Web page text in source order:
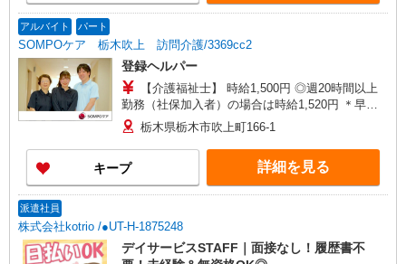
アルバイト パート
SOMPOケア 栃木吹上 訪問介護/3369cc2
登録ヘルパー
【介護福祉士】 時給1,500円 ◎週20時間以上
勤務（社保加入者）の場合は時給1,520円 ＊早朝
夜間（〜8:00、18:00〜）：時給1,875円〜 ＊日曜
祝日：時給1,800円〜 【実務者研修・初任者研修
（ヘルパー1級・2級）】 時給1,420円 ◎週20時間
以上勤務（社保加入者）の場合は時給1,440円 ＊
早朝夜間（〜8:00、18:00〜）：時給1,775円〜 ＊
が同時給 ◎キャンセル手当：職務時給の60％支給
栃木県栃木市吹上町166-1
キープ 詳細を見る
派遣社員
株式会社kotrio /●UT-H-1875248
デイサービスSTAFF｜面接なし！履歴書不